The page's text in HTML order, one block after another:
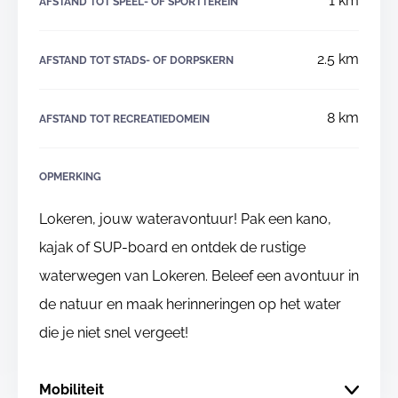
AFSTAND TOT STADS- OF DORPSKERN 2.5 km
AFSTAND TOT RECREATIEDOMEIN 8 km
OPMERKING
Lokeren, jouw wateravontuur! Pak een kano,
kajak of SUP-board en ontdek de rustige
waterwegen van Lokeren. Beleef een avontuur in
de natuur en maak herinneringen op het water
die je niet snel vergeet!
Mobiliteit